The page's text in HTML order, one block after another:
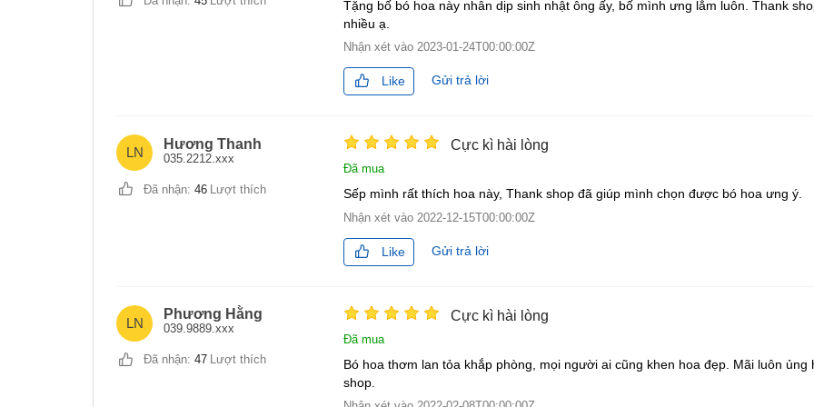
Tặng bố bó hoa này nhân dịp sinh nhật ông ấy, bố mình ưng lắm luôn. Thank
nhiều ạ.
Nhận xét vào 2023-01-24T00:00:00Z
Like Gửi trả lời
LN
Hương Thanh
035.2212.xxx
Đã nhận: 46 Lượt thích
Cực kì hài lòng
Đã mua
Sếp mình rất thích hoa này, Thank shop đã giúp mình chọn được bó hoa ưng ý.
Nhận xét vào 2022-12-15T00:00:00Z
Like Gửi trả lời
LN
Phương Hằng
039.9889.xxx
Đã nhận: 47 Lượt thích
Cực kì hài lòng
Đã mua
Bó hoa thơm lan tỏa khắp phòng, mọi người ai cũng khen hoa đẹp. Mãi luôn ủng
shop.